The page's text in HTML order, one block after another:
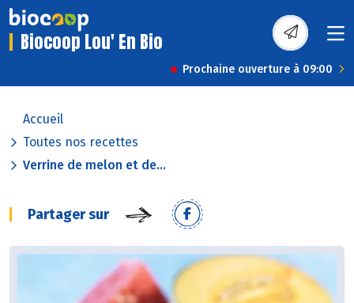
Biocoop Lou' En Bio
Prochaine ouverture à 09:00
Accueil
Toutes nos recettes
Verrine de melon et de...
Partager sur